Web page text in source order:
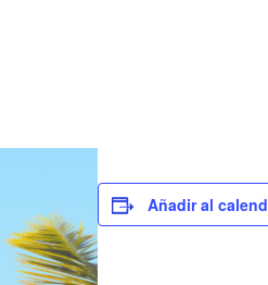
Añadir al